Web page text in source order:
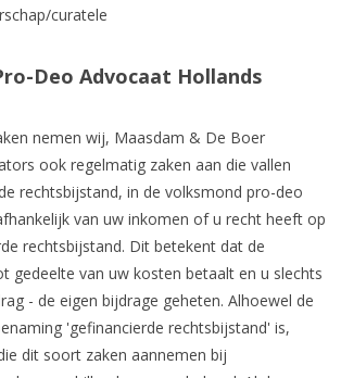
curatele
Deo Advocaat Hollands
nemen wij, Maasdam & De Boer
ook regelmatig zaken aan die vallen
rechtsbijstand, in de volksmond pro-deo
van uw inkomen of u recht heeft op
rechtsbijstand. Dit betekent dat de
gedeelte van uw kosten betaalt en u slechts
- de eigen bijdrage geheten. Alhoewel de
'gefinancierde rechtsbijstand' is,
dit soort zaken aannemen bij